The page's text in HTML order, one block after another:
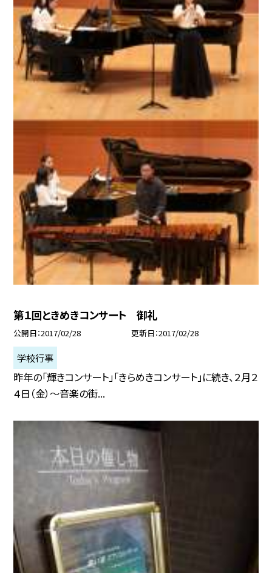
第１回ときめきコンサート 御礼
公開日 2017/02/28 更新日 2017/02/28
学校行事
昨年の「輝きコンサート」「きらめきコンサート」に続き、２月２
４日（金）〜音楽の街...